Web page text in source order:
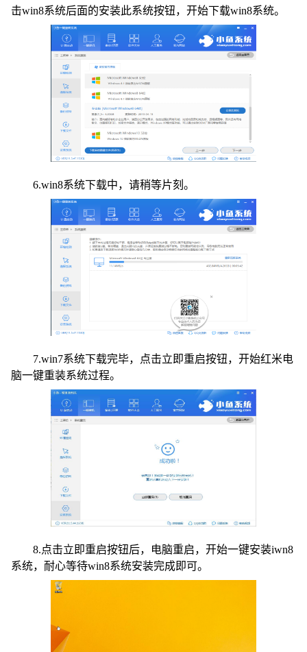
击win8系统后面的安装此系统按钮，开始下载win8系统。
6.win8系统下载中，请稍等片刻。
7.win7系统下载完毕，点击立即重启按钮，开始红米电
脑一键重装系统过程。
8.点击立即重启按钮后，电脑重启，开始一键安装iwn8
系统，耐心等待win8系统安装完成即可。